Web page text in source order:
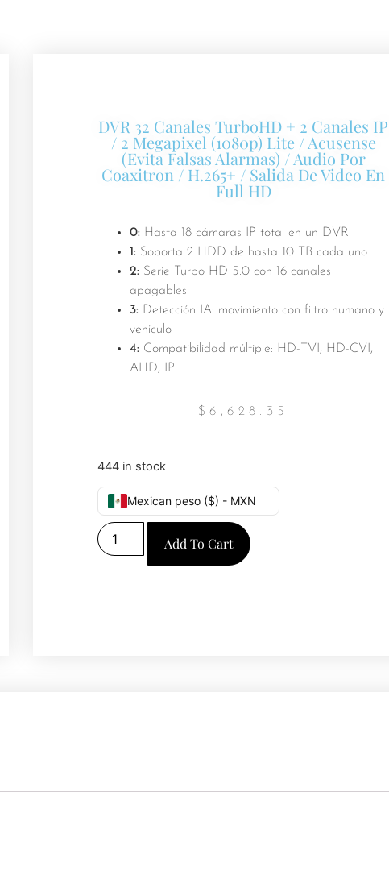
DVR 32 Canales TurboHD + 2 Canales IP
/ 2 Megapixel (1080p) Lite / Acusense
(Evita Falsas Alarmas) / Audio Por
Coaxitron / H.265+ / Salida De Video En
Full HD
0: Hasta 18 cámaras IP total en un DVR
1: Soporta 2 HDD de hasta 10 TB cada uno
2: Serie Turbo HD 5.0 con 16 canales
apagables
3: Detección IA: movimiento con filtro humano y
vehículo
4: Compatibilidad múltiple: HD-TVI, HD-CVI,
AHD, IP
$6,628.35
444 in stock
Mexican peso ($) - MXN
Add To Cart